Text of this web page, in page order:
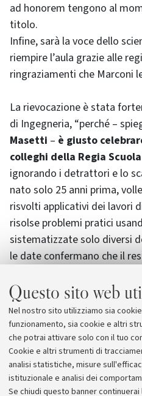
Questo sito web
Nel nostro sito utilizziamo sia
funzionamento, sia cookie e altri
che potrai attivare solo con il tuo
Cookie e altri strumenti di
analisi statistiche, misure
istituzionale e analisi dei
Se chiudi questo banner
ad honorem tengono al
titolo.
Infine, sarà la voce dello
riempire l’aula grazie alle
ringraziamenti che Marconi
La rievocazione è stata
di Ingegneria, “perché –
Masetti – è giusto
colleghi della Regia
ignorando i detrattori e lo
nato solo 25 anni prima,
risvolti applicativi dei lavori
risolse problemi pratici
sistematizzate solo diversi
le date confermano che il
Marconi, che dovette
premio Nobel e addirittura il
Facoltà di Fisica
honorem in questa disciplina.